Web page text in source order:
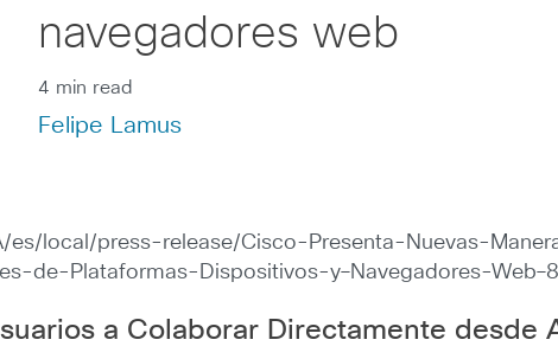
navegadores web
4 min read
Felipe Lamus
es/local/press-release/Cisco-Presenta-Nuevas-
de-Plataformas-Dispositivos-y–Navegadores-
a Colaborar Directamente desde